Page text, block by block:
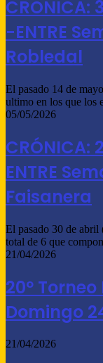
CRONICA:
-ENTRE
Robledal
El pasado 14 de
ultimo en los que los
05/05/2026
CRÓNICA:
ENTRE
Faisanera
El pasado 30 de abril
total de 6 que
21/04/2026
20º
Domingo
21/04/2026